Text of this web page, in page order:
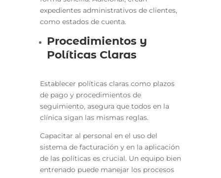
expedientes administrativos de clientes,
como estados de cuenta.
Procedimientos y
Políticas Claras
Establecer políticas claras como plazos
de pago y procedimientos de
seguimiento, asegura que todos en la
clínica sigan las mismas reglas.
Capacitar al personal en el uso del
sistema de facturación y en la aplicación
de las políticas es crucial. Un equipo bien
entrenado puede manejar los procesos